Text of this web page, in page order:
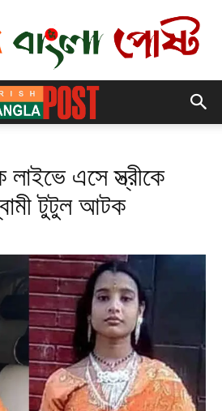
এসে স্ত্রীকে
টুটুল আটক